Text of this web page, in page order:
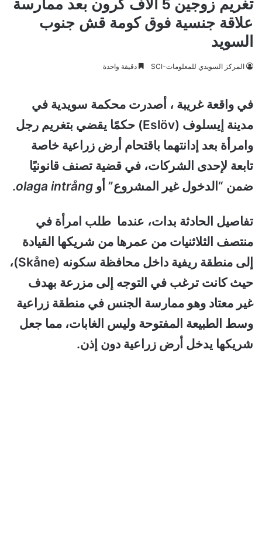
تغريم زوجين 5 آلاف كرون بعد ممارسة
علاقة جنسية فوق كومة قش جنوب
السويد
المركز السويدي للمعلومات-SCI دقيقة واحدة
في واقعة غريبة ، أصدرت محكمة سويدية في
مدينة إيسلوف (Eslöv) حكمًا يقضي بتغريم رجل
وامرأة بعد إدانتهما باقتحام أرض زراعية خاصة
تابعة لإحدى الشركات، في قضية تصنف قانونيًا
ضمن “الدخول غير المشروع” أو olaga intrång
.
تفاصيل الحادثة بدات، عندما طلب امرأة في
منتصف الثلاثنيات من عمرها من شريكها القيادة
إلى منطقة ريفية داخل محافظة سكونه (Skåne)،
حيث كانت ترغب في التوجه إلى مزرعة بهدف
غير معتاد وهو ممارسة الجنس في منطقة زراعية
وسط الطبيعة المفتوحة وليس الغابات، مما جعل
شريكها يدخل أرض زراعية دون إذن.